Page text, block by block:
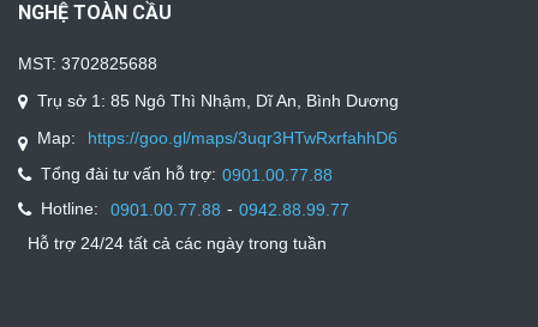
NGHỆ TOÀN CẦU
MST: 3702825688
Trụ sở 1: 85 Ngô Thì Nhậm, Dĩ An, Bình Dương
Map:
https://goo.gl/maps/3uqr3HTwRxrfahhD6
Tổng đài tư vấn hỗ trợ: 0901.00.77.88
Hotline:
0901.00.77.88 - 0942.88.99.77
Hỗ trợ 24/24 tất cả các ngày trong tuần